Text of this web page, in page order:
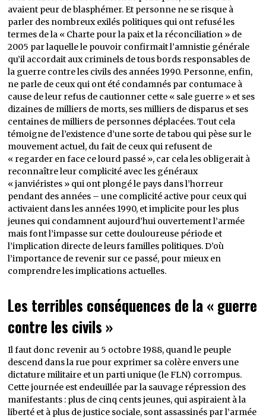
avaient peur de blasphémer. Et personne ne se risque à
parler des nombreux exilés politiques qui ont refusé les
termes de la « Charte pour la paix et la réconciliation » de
2005 par laquelle le pouvoir confirmait l’amnistie générale
qu’il accordait aux criminels de tous bords responsables de
la guerre contre les civils des années 1990. Personne, enfin,
ne parle de ceux qui ont été condamnés par contumace à
cause de leur refus de cautionner cette « sale guerre » et ses
dizaines de milliers de morts, ses milliers de disparus et ses
centaines de milliers de personnes déplacées. Tout cela
témoigne de l’existence d’une sorte de tabou qui pèse sur le
mouvement actuel, du fait de ceux qui refusent de
« regarder en face ce lourd passé », car cela les obligerait à
reconnaître leur complicité avec les généraux
« janviéristes » qui ont plongé le pays dans l’horreur
pendant des années – une complicité active pour ceux qui
activaient dans les années 1990, et implicite pour les plus
jeunes qui condamnent aujourd’hui ouvertement l’armée
mais font l’impasse sur cette douloureuse période et
l’implication directe de leurs familles politiques. D’où
l’importance de revenir sur ce passé, pour mieux en
comprendre les implications actuelles.
Les terribles conséquences de la « guerre
contre les civils »
Il faut donc revenir au 5 octobre 1988, quand le peuple
descend dans la rue pour exprimer sa colère envers une
dictature militaire et un parti unique (le FLN) corrompus.
Cette journée est endeuillée par la sauvage répression des
manifestants : plus de cinq cents jeunes, qui aspiraient à la
liberté et à plus de justice sociale, sont assassinés par l’armée